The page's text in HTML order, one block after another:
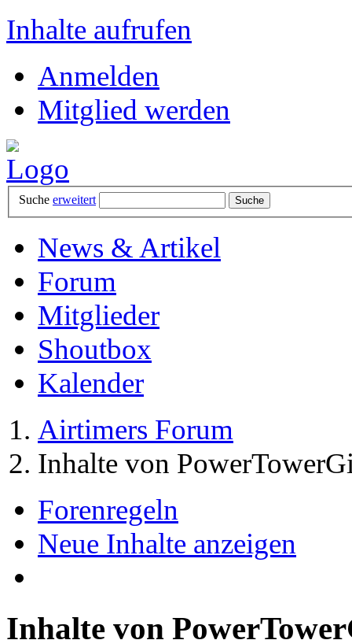
Inhalte aufrufen
Anmelden
Mitglied werden
Suche erweitert
News & Artikel
Forum
Mitglieder
Shoutbox
Kalender
Airtimers Forum
Inhalte von
Forenregeln
Neue Inhalte anzeigen
Inhalte von